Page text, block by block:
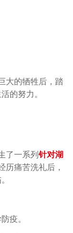
大的牺牲后，踏
的努力。
了一系列 针对湖
历痛苦洗礼后，
疫。